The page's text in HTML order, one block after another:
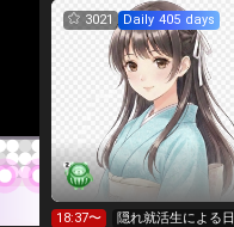
3021 Daily 405 days
18:37〜
隠れ就活生による日